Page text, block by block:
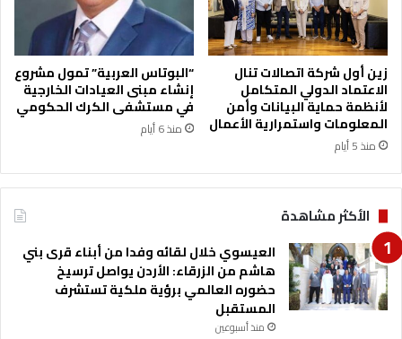
ر
ا
ل
ن
ز
ا
ه
ا
و
ط
ي
ى
ر
ي
ق
ا
ل
م
ب
ع
د
ت
ن
ف
زين أول شركة اتصالات تنال
الاعتماد الدولي المتكامل
لأنظمة حماية البيانات وأمن
المعلومات واستمرارية الأعمال
منذ 5 أيام
“البوتاس العربية” تمول مشروع
إنشاء مبنى العيادات الخارجية
في مستشفى الكرك الحكومي
منذ 6 أيام
الأكثر مشاهدة
العيسوي خلال لقائه وفدا من أبناء قرى بني
هاشم من الزرقاء: الأردن يواصل ترسيخ
حضوره العالمي برؤية ملكية تستشرف
المستقبل
منذ أسبوعين